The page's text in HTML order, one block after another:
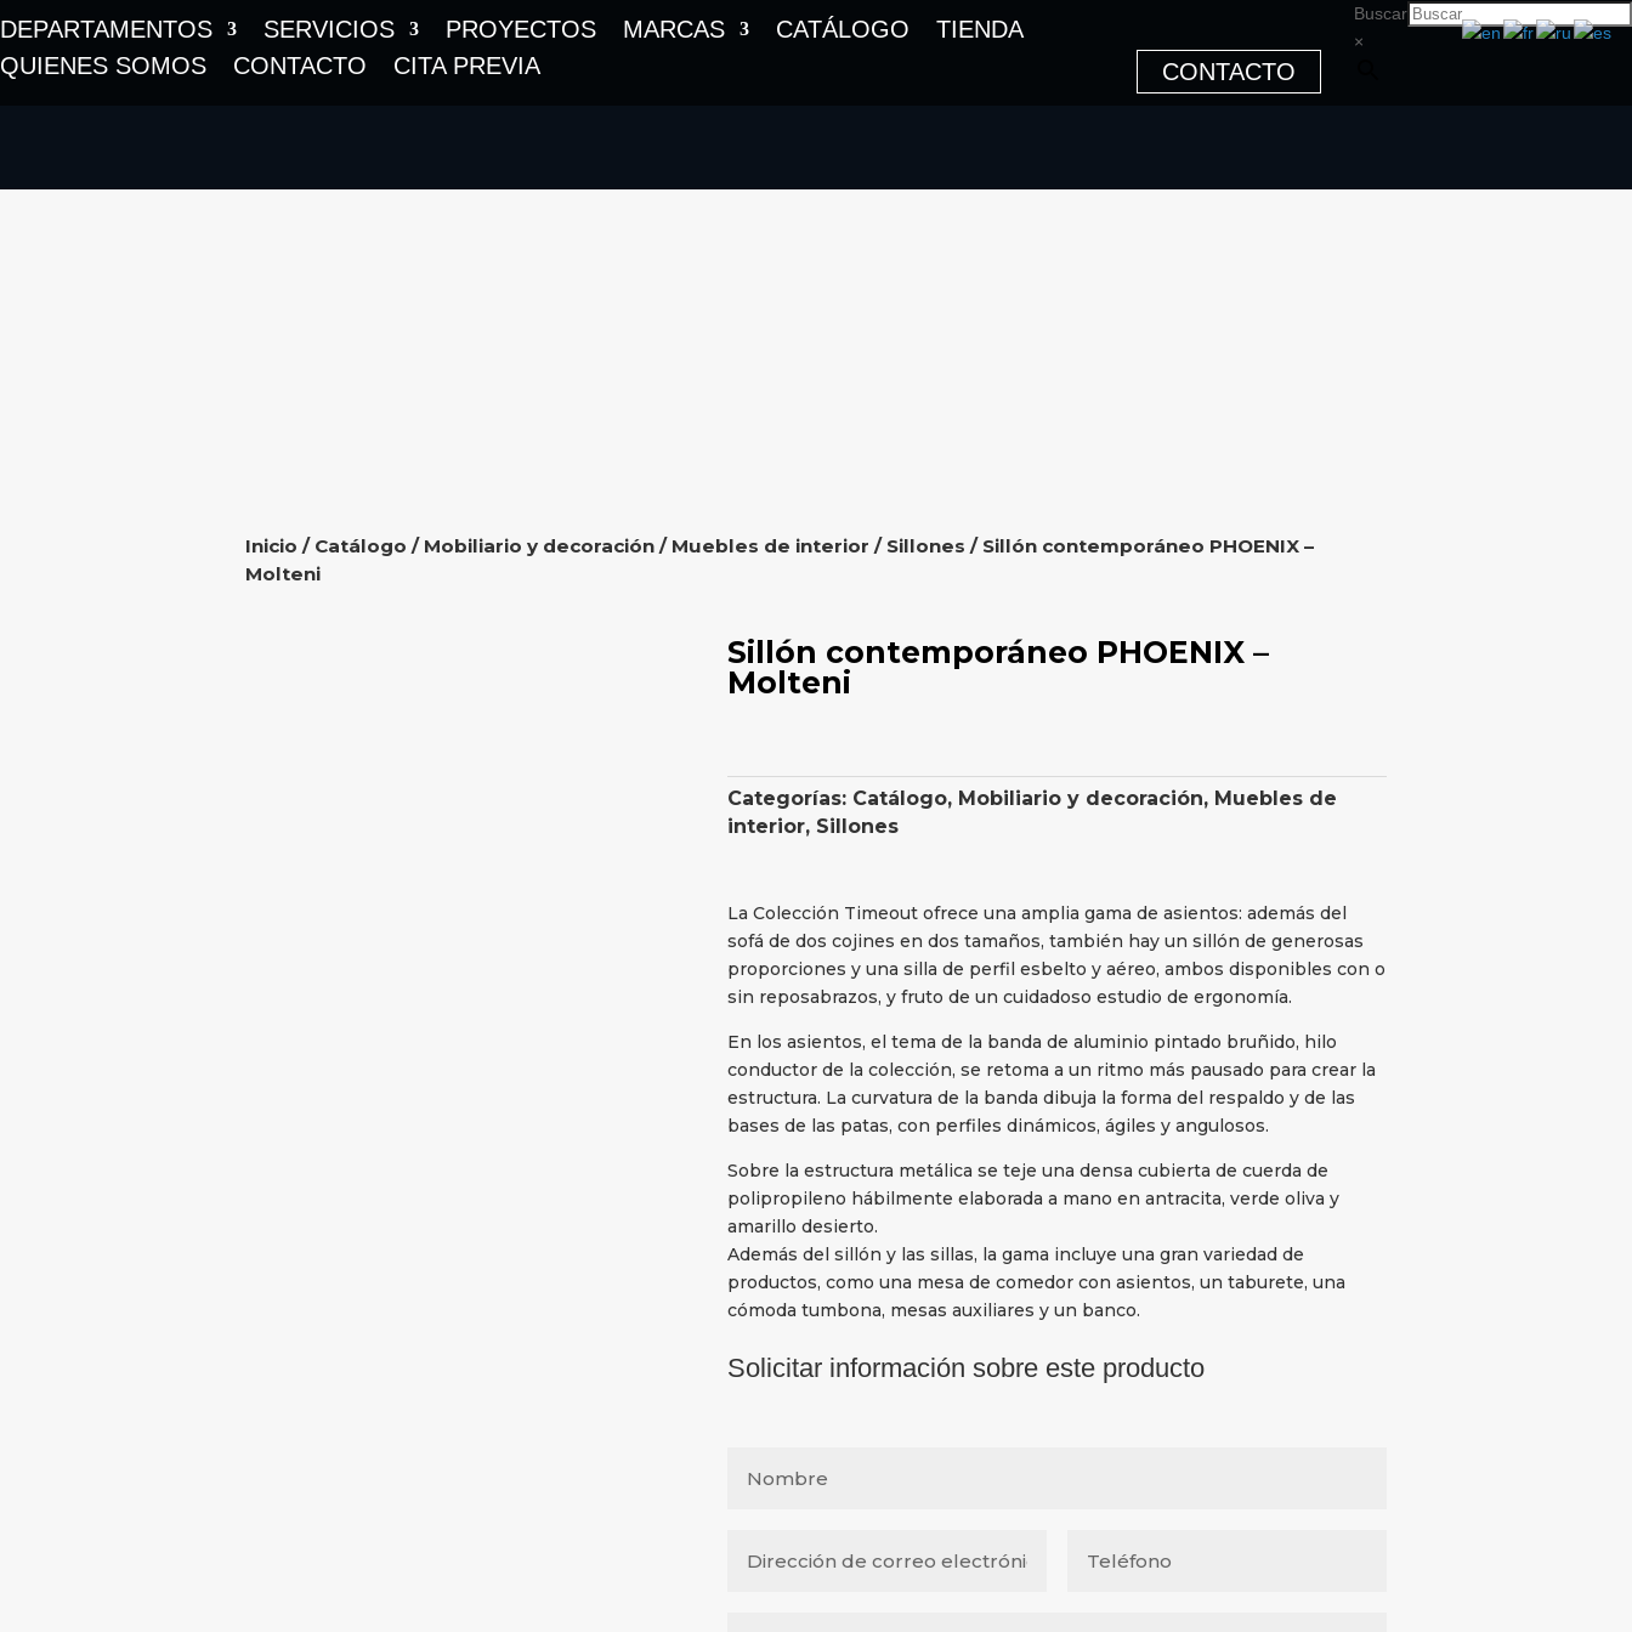
DEPARTAMENTOS SERVICIOS PROYECTOS MARCAS CATÁLOGO
TIENDA
QUIENES SOMOS
CONTACTO CITA PREVIA CONTACTO
Buscar
×
Inicio / Catálogo / Mobiliario y decoración/ Muebles de interior / Sillones / Sillón contemporáneo PHOENIX –
Molteni
Sillón contemporáneo PHOENIX –
Molteni
Categorías: Catálogo, Mobiliario y decoración, Muebles de
interior, Sillones
La Colección Timeout ofrece una amplia gama de asientos: además del
sofá de dos cojines en dos tamaños, también hay un sillón de generosas
proporciones y una silla de perfil esbelto y aéreo, ambos disponibles con o
sin reposabrazos, y fruto de un cuidadoso estudio de ergonomía.
En los asientos, el tema de la banda de aluminio pintado bruñido, hilo
conductor de la colección, se retoma a un ritmo más pausado para crear la
estructura. La curvatura de la banda dibuja la forma del respaldo y de las
bases de las patas, con perfiles dinámicos, ágiles y angulosos.
Sobre la estructura metálica se teje una densa cubierta de cuerda de
polipropileno hábilmente elaborada a mano en antracita, verde oliva y
amarillo desierto.
Además del sillón y las sillas, la gama incluye una gran variedad de
productos, como una mesa de comedor con asientos, un taburete, una
cómoda tumbona, mesas auxiliares y un banco.
Solicitar información sobre este producto